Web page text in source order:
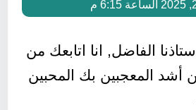
الفاضل, انا اتابعك من
أشد المعجبين بك المحبين